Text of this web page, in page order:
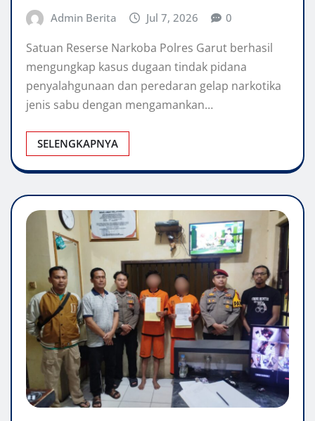
Admin Berita Jul 7, 2026 0
Satuan Reserse Narkoba Polres Garut berhasil
mengungkap kasus dugaan tindak pidana
penyalahgunaan dan peredaran gelap narkotika
jenis sabu dengan mengamankan…
SELENGKAPNYA